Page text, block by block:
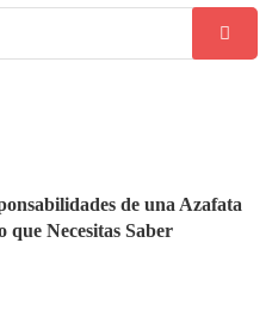
de una Azafata
que Necesitas Saber